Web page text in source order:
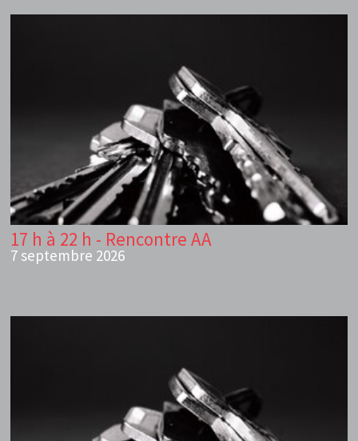
17 h à 22 h - Rencontre AA
7 septembre 2026